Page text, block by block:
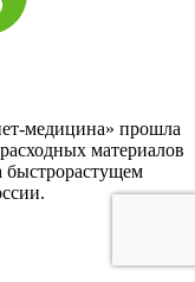
медицина» прошла
материалов
быстрорастущем